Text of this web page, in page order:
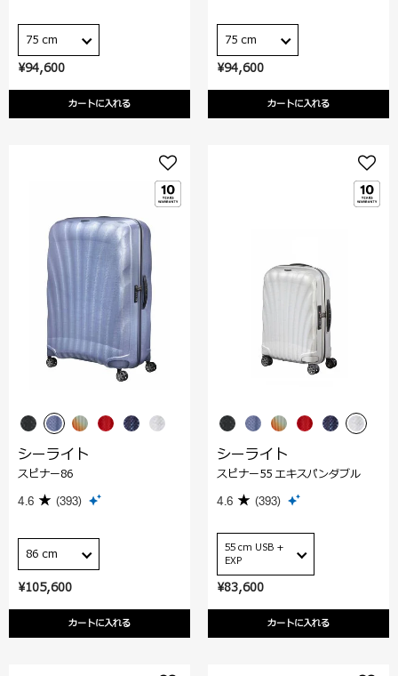
¥94,600
カートに入れる
75 cm
¥94,600
カートに入れる
75 cm
¥105,600
カートに入れる
シーライト
スピナー86
4.6 (393)
86 cm
¥83,600
カートに入れる
シーライト
スピナー55 エキスパンダブル
4.6 (393)
55 cm USB +
EXP